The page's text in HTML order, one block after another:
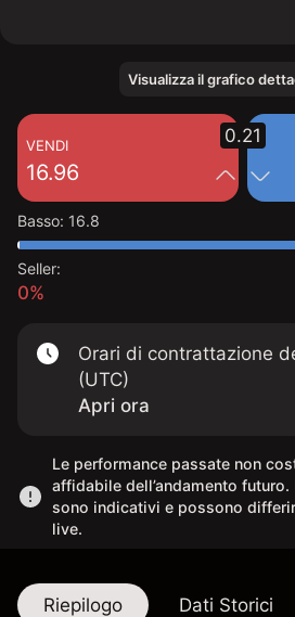
Visualizza il grafico
VENDI
16.96
0.21
Basso: 16.8
Seller:
0%
Orari di contrattazione
(UTC)
Apri ora
Le performance passate non
affidabile dell’andamento
sono indicativi e possono
live.
Riepilogo Dati Storici